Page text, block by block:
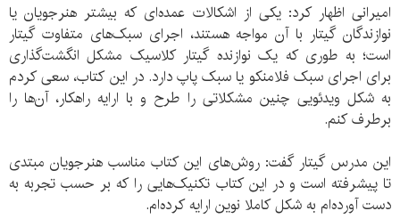
امیرانی اظهار کرد: یکی از اشکالات عمده‌ای که بیشتر هنرجویان یا
نوازندگان گیتار با آن مواجه هستند، اجرای سبک‌های متفاوت گیتار
است؛ به طوری که یک نوازنده گیتار کلاسیک مشکل انگشت‌گذاری
برای اجرای سبک فلامنکو یا سبک پاپ دارد. در این کتاب، سعی کردم
به شکل ویدئویی چنین مشکلاتی را طرح و با ارایه راهکار، آن‌ها را
برطرف کنم.
این مدرس گیتار گفت: روش‌های این کتاب مناسب هنرجویان مبتدی
تا پیشرفته است و در این کتاب تکنیک‌هایی را که بر حسب تجربه به
دست آورده‌ام به شکل کاملا نوین ارایه کرده‌ام.